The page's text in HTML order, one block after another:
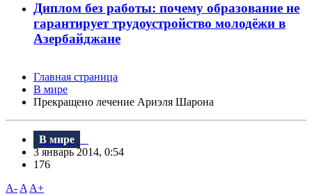
Диплом без работы: почему образование не
гарантирует трудоустройство молодёжи в
Азербайджане
Главная страница
В мире
Прекращено лечение Ариэля Шарона
В мире
3 январь 2014, 0:54
176
A- A A+